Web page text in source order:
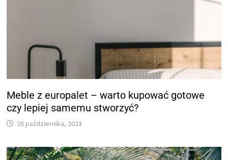
Meble z europalet – warto kupować gotowe
czy lepiej samemu stworzyć?
26 października, 2023